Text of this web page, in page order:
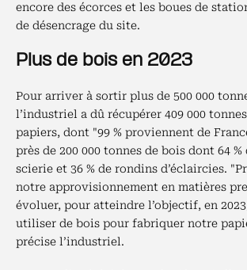
encore des écorces et les boues de
de désencrage du site.
Plus de bois en 2023
Pour arriver à sortir plus de 500 000
l’industriel a dû récupérer 409 000
papiers, dont "99 % proviennent de
près de 200 000 tonnes de bois dont 64
scierie et 36 % de rondins d’éclaircies.
notre approvisionnement en matières
évoluer, pour atteindre l’objectif, en
utiliser de bois pour fabriquer notre
précise l’industriel.